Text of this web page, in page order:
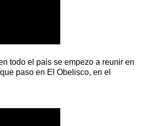
todo el pais se empezo a reunir en
paso en El Obelisco, en el